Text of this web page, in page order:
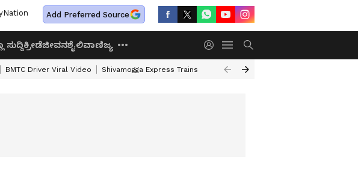
Add Preferred Source
ಸುದ್ದಿಕ್ರೀಡೆಜೀವನಶೈಲಿವಾಣಿಜ್ಯ
BMTC Driver Viral Video Shivamogga Express Trains Airtel Prepaid Plan